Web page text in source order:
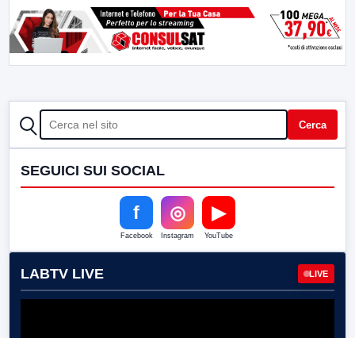
CERCA Cerca
SEGUICI SUI SOCIAL
f
Facebook
◎
Instagram
▶
YouTube
LABTV LIVE LIVE